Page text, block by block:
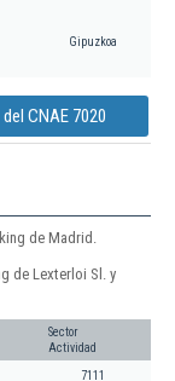
Gipuzkoa
CNAE 7020
de Madrid.
de Lexterloi Sl. y
Sector
Actividad
7111